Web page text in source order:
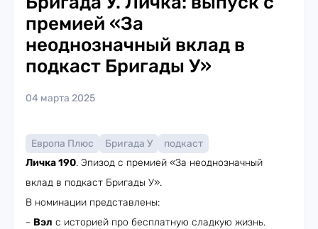
премией «За
неоднозначный вклад в
подкаст Бригады У»
04 марта 2025
Европа Плюс Бригада У
подкаст
Личка 190. Эпизод с премией «За неоднозначный
вклад в подкаст Бригады У».
В номинации представлены:
- Вэл с историей про бесплатную сладкую жизнь.